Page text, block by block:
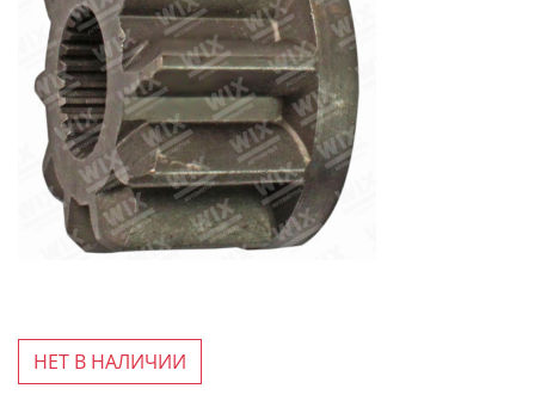
НЕТ В НАЛИЧИИ